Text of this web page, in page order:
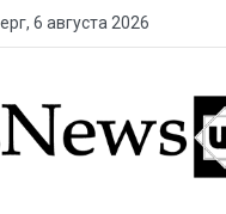
6 августа 2026